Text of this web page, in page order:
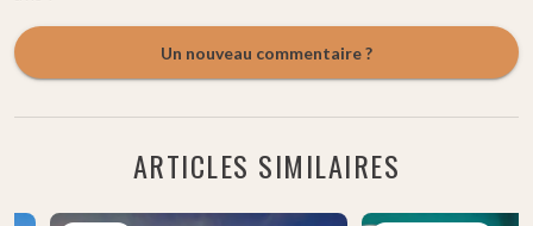
Un nouveau commentaire ?
ARTICLES SIMILAIRES